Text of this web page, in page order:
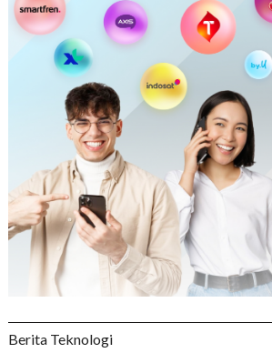
Berita Teknologi